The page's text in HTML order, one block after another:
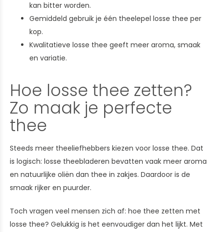
kan bitter worden.
Gemiddeld gebruik je één theelepel losse thee per
kop.
Kwalitatieve losse thee geeft meer aroma, smaak
en variatie.
Hoe losse thee zetten?
Zo maak je perfecte
thee
Steeds meer theeliefhebbers kiezen voor losse thee. Dat
is logisch: losse theebladeren bevatten vaak meer aroma
en natuurlijke oliën dan thee in zakjes. Daardoor is de
smaak rijker en puurder.
Toch vragen veel mensen zich af: hoe thee zetten met
losse thee? Gelukkig is het eenvoudiger dan het lijkt. Met